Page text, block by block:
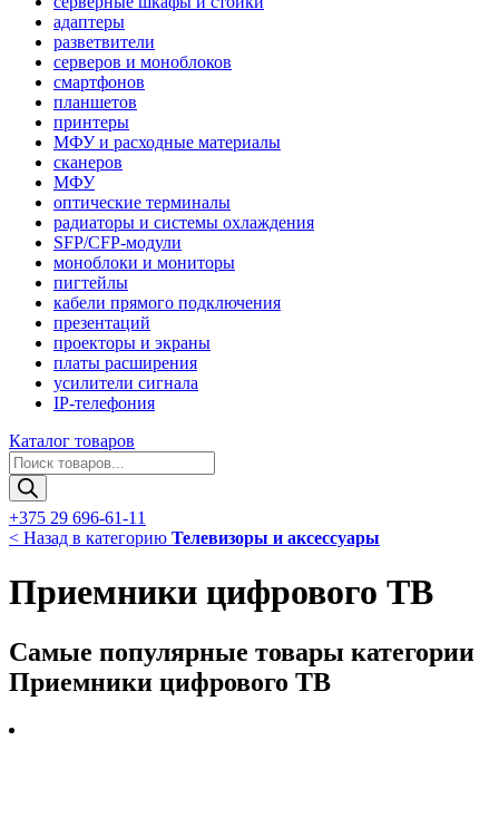
адаптеры
разветвители
серверов и моноблоков
смартфонов
планшетов
принтеры
МФУ и расходные материалы
сканеров
МФУ
оптические терминалы
радиаторы и системы охлаждения
SFP/CFP-модули
моноблоки и мониторы
пигтейлы
кабели прямого подключения
презентаций
проекторы и экраны
платы расширения
усилители сигнала
IP-телефония
Каталог товаров
Поиск
товаров
+375 29 696-61-11
< Назад в категорию Телевизоры и аксессуары
Приемники цифрового ТВ
Самые популярные товары категории
Приемники цифрового ТВ